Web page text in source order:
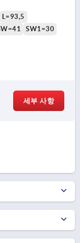
L=93,5
SW1=30
세부 사항